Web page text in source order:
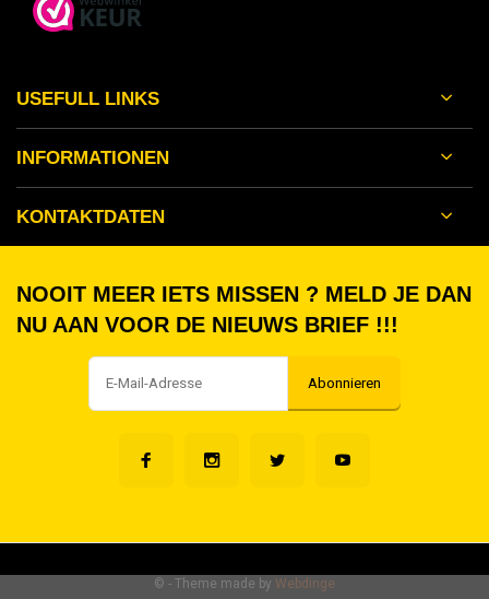
USEFULL LINKS
INFORMATIONEN
KONTAKTDATEN
NOOIT MEER IETS MISSEN ? MELD JE DAN
NU AAN VOOR DE NIEUWS BRIEF !!!
Abonnieren
© - Theme made by Webdinge